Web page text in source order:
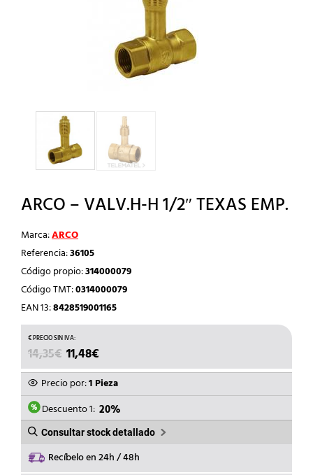
ARCO – VALV.H-H 1/2″ TEXAS EMP.
Marca:ARCO
Referencia:36105
Código propio:314000079
Código TMT:0314000079
EAN 13:8428519001165
14,35€ EL
PRECIO
ORIGINAL
ERA:
14,35€.
11,48€
PRECIO
ACTUAL
ES:
11,48€.
Precio por:1 Pieza
Descuento 1: 20%
Consultar stock detallado
Recíbelo en 24h / 48h